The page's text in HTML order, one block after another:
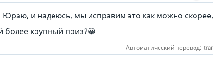
Юраю, и надеюсь, мы исправим это как можно скорее.
более крупный приз?😀
Автоматический перевод: